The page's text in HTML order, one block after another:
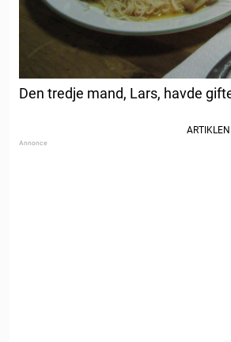
Den tredje mand, Lars, havde